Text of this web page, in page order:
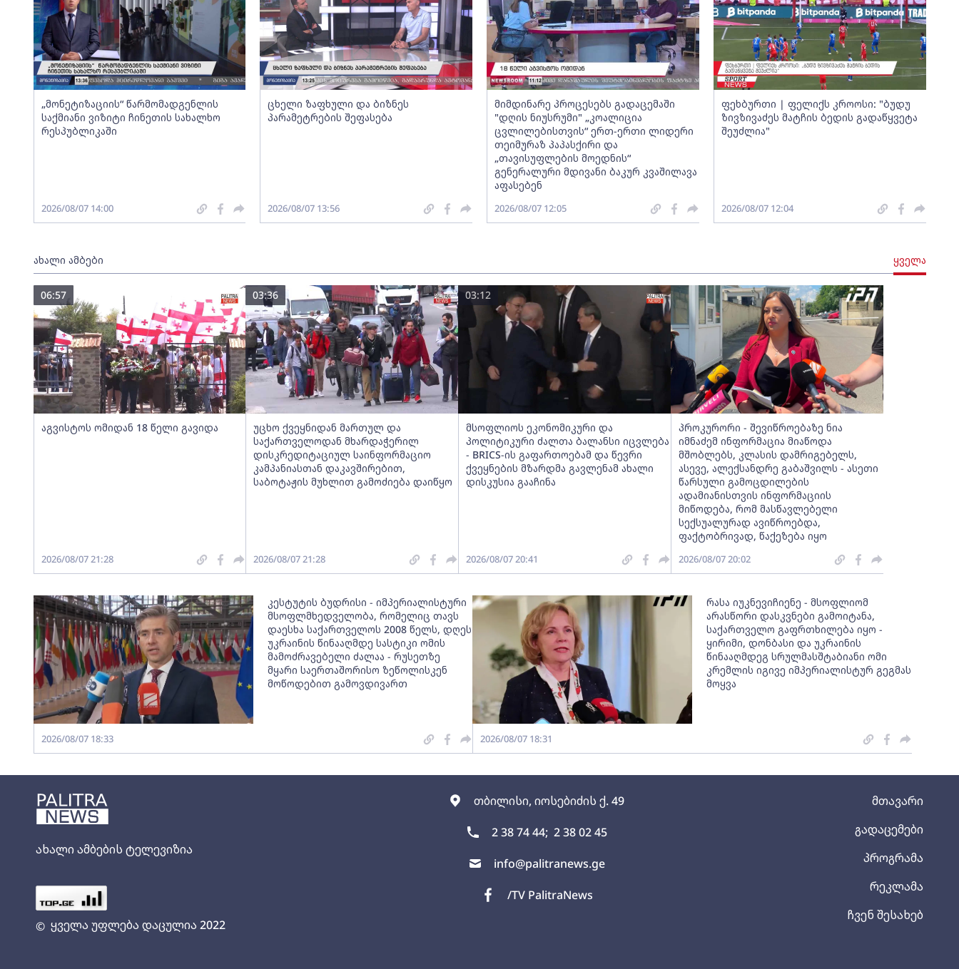
ახალი ამბების ტელევიზია
© ყველა უფლება დაცულია 2022
თბილისი, იოსებიძის ქ. 49
2 38 74 44; 2 38 02 45
info@palitranews.ge
/TV PalitraNews
მთავარი
გადაცემები
პროგრამა
რეკლამა
ჩვენ შესახებ
„მონეტიზაციის“ წარმომადგენლის
საქმიანი ვიზიტი ჩინეთის სახალხო
რესპუბლიკაში
2026/08/07 14:00
ცხელი ზაფხული და ბიზნეს
პარამეტრების შეფასება
2026/08/07 13:56
მიმდინარე პროცესებს გადაცემაში
"დღის ნიუსრუმი" „კოალიცია
ცვლილებისთვის“ ერთ-ერთი ლიდერი
თეიმურაზ პაპასქირი და
„თავისუფლების მოედნის“
გენერალური მდივანი ბაკურ კვაშილავა
აფასებენ
2026/08/07 12:05
ფეხბურთი | ფელიქს კროოსი: "ბუდუ
ზივზივაძეს მატჩის ბედის გადაწყვეტა
შეუძლია"
2026/08/07 12:04
ახალი ამბები ყველა
აგვისტოს ომიდან 18 წელი გავიდა
06:57
2026/08/07 21:28
უცხო ქვეყნიდან მართულ და
საქართველოდან მხარდაჭერილ
დისკრედიტაციულ საინფორმაციო
კამპანიასთან დაკავშირებით,
საბოტაჟის მუხლით გამოძიება დაიწყო
03:36
2026/08/07 21:28
მსოფლიოს ეკონომიკური და
პოლიტიკური ძალთა ბალანსი იცვლება
- BRICS-ის გაფართოებამ და წევრი
ქვეყნების მზარდმა გავლენამ ახალი
დისკუსია გააჩინა
03:12
2026/08/07 20:41
პროკურორი - შევიწროებაზე ნია
იმნაძემ ინფორმაცია მიაწოდა
მშობლებს, კლასის დამრიგებელს,
ასევე, ალექსანდრე გაბაშვილს - ასეთი
წარსული გამოცდილების
ადამიანისთვის ინფორმაციის
მიწოდება, რომ მასწავლებელი
სექსუალურად ავიწროებდა,
ფაქტობრივად, წაქეზება იყო
2026/08/07 20:02
კესტუტის ბუდრისი - იმპერიალისტური
მსოფლმხედველობა, რომელიც თავს
დაესხა საქართველოს 2008 წელს, დღეს
უკრაინის წინააღმდე სასტიკი ომის
მამოძრავებელი ძალაა - რუსეთზე
მყარი საერთაშორისო ზეწოლისკენ
მოწოდებით გამოვდივართ
2026/08/07 18:33
რასა იუკნევიჩიენე - მსოფლიომ
არასწორი დასკვნები გამოიტანა,
საქართველო გაფრთხილება იყო -
ყირიმი, დონბასი და უკრაინის
წინააღმდეგ სრულმასშტაბიანი ომი
კრემლის იგივე იმპერიალისტურ გეგმას
მოყვა
2026/08/07 18:31